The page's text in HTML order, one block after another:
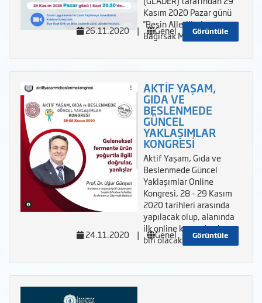
Kasım 2020 Pazar günü
''Besin Allerjileri ve
Bağırsak Mikrobiyotası'' h
Görüntüle
26.11.2020 | Genel
AKTİF YAŞAM,
GIDA VE
BESLENMEDE
GÜNCEL
YAKLAŞIMLAR
KONGRESİ
Aktif Yaşam, Gıda ve
Beslenmede Güncel
Yaklaşımlar Online
Kongresi, 28 - 29 Kasım
2020 tarihleri arasında
yapılacak olup, alanında
ilk online kongrelerden
biri olacaktır. Kong
Görüntüle
24.11.2020 | Genel